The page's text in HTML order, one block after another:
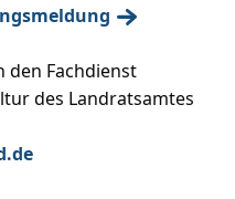
den Fachdienst
des Landratsamtes